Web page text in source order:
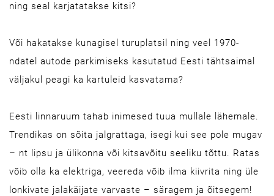
ning seal karjatatakse kitsi?
Või hakatakse kunagisel turuplatsil ning veel 1970-
ndatel autode parkimiseks kasutatud Eesti tähtsaimal
väljakul peagi ka kartuleid kasvatama?
Eesti linnaruum tahab inimesed tuua mullale lähemale.
Trendikas on sõita jalgrattaga, isegi kui see pole mugav
– nt lipsu ja ülikonna või kitsavõitu seeliku tõttu. Ratas
võib olla ka elektriga, veereda võib ilma kiivrita ning üle
lonkivate jalakäijate varvaste – säragem ja õitsegem!